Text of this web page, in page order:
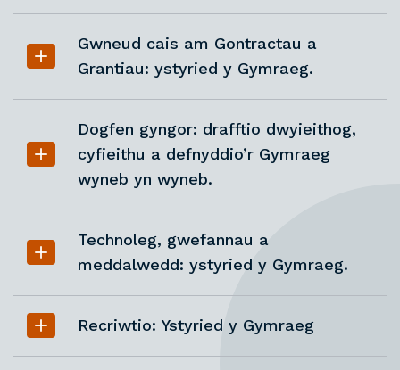
Gwneud cais am Gontractau a
Grantiau: ystyried y Gymraeg.
Dogfen gyngor: drafftio dwyieithog,
cyfieithu a defnyddio’r Gymraeg
wyneb yn wyneb.
Technoleg, gwefannau a
meddalwedd: ystyried y Gymraeg.
Recriwtio: Ystyried y Gymraeg